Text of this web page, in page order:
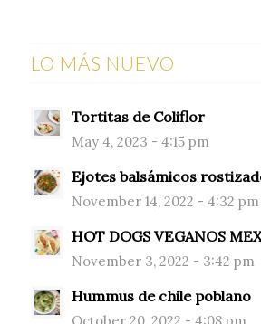
LO MÁS NUEVO
Tortitas de Coliflor
May 4, 2023 - 4:15 pm
Ejotes balsámicos
November 14, 2022 - 4:32 pm
HOT DOGS VEGANOS
November 3, 2022 - 3:42 pm
Hummus de chile poblano